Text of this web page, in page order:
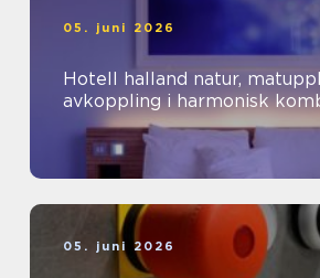
05. juni 2026
Hotell halland natur, matupplevelser och
avkoppling i harmonisk
05. juni 2026